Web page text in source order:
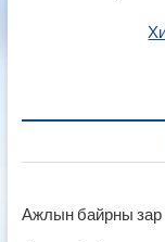
Ажлын байрны зар